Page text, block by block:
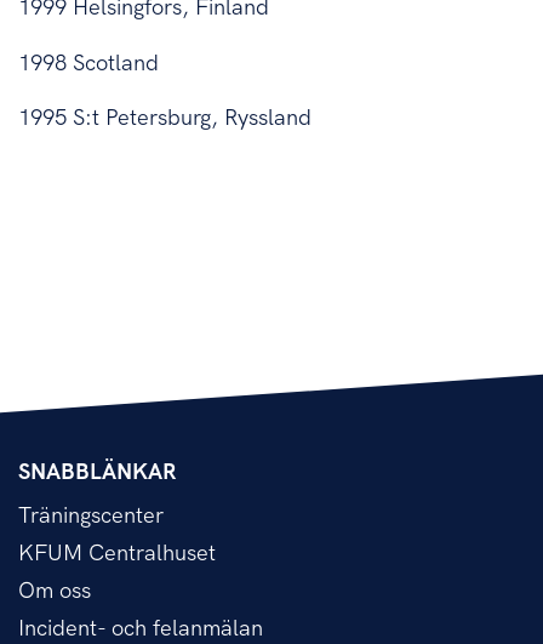
1999 Helsingfors, Finland
1998 Scotland
1995 S:t Petersburg, Ryssland
SNABBLÄNKAR
Träningscenter
KFUM Centralhuset
Om oss
Incident- och felanmälan